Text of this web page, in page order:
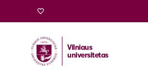
Vilniaus
universitetas